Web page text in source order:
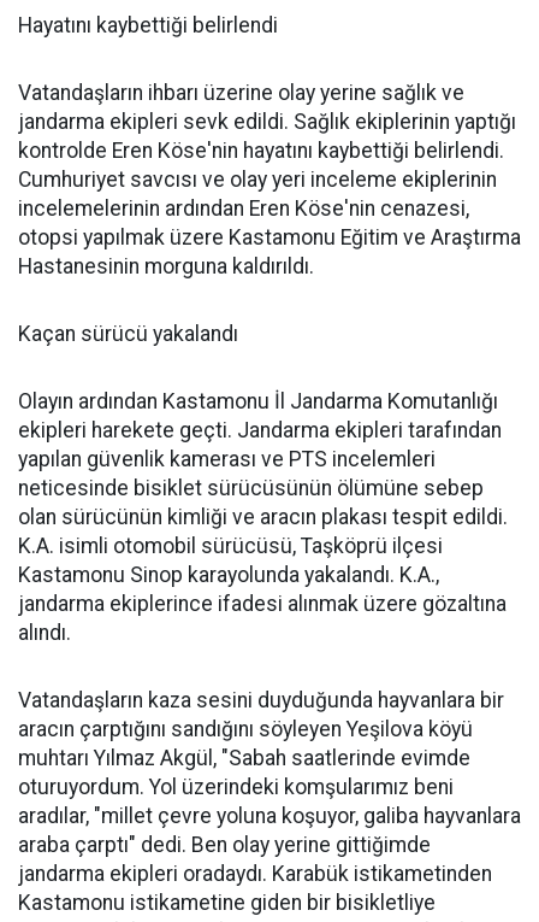
Hayatını kaybettiği belirlendi
Vatandaşların ihbarı üzerine olay yerine sağlık ve
jandarma ekipleri sevk edildi. Sağlık ekiplerinin yaptığı
kontrolde Eren Köse'nin hayatını kaybettiği belirlendi.
Cumhuriyet savcısı ve olay yeri inceleme ekiplerinin
incelemelerinin ardından Eren Köse'nin cenazesi,
otopsi yapılmak üzere Kastamonu Eğitim ve Araştırma
Hastanesinin morguna kaldırıldı.
Kaçan sürücü yakalandı
Olayın ardından Kastamonu İl Jandarma Komutanlığı
ekipleri harekete geçti. Jandarma ekipleri tarafından
yapılan güvenlik kamerası ve PTS incelemleri
neticesinde bisiklet sürücüsünün ölümüne sebep
olan sürücünün kimliği ve aracın plakası tespit edildi.
K.A. isimli otomobil sürücüsü, Taşköprü ilçesi
Kastamonu Sinop karayolunda yakalandı. K.A.,
jandarma ekiplerince ifadesi alınmak üzere gözaltına
alındı.
Vatandaşların kaza sesini duyduğunda hayvanlara bir
aracın çarptığını sandığını söyleyen Yeşilova köyü
muhtarı Yılmaz Akgül, "Sabah saatlerinde evimde
oturuyordum. Yol üzerindeki komşularımız beni
aradılar, "millet çevre yoluna koşuyor, galiba hayvanlara
araba çarptı" dedi. Ben olay yerine gittiğimde
jandarma ekipleri oradaydı. Karabük istikametinden
Kastamonu istikametine giden bir bisikletliye